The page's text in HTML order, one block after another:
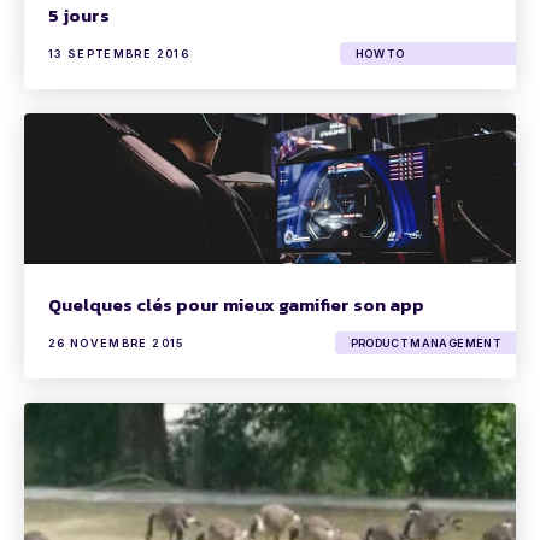
5 jours
13 SEPTEMBRE 2016 HOW TO
Quelques clés pour mieux gamifier son app
26 NOVEMBRE 2015 PRODUCT MANAGEMENT